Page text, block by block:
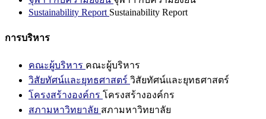
Sustainability Report Sustainability Report
การบริหาร
คณะผู้บริหาร คณะผู้บริหาร
วิสัยทัศน์และยุทธศาสตร์ วิสัยทัศน์และยุทธศาสตร์
โครงสร้างองค์กร โครงสร้างองค์กร
สภามหาวิทยาลัย สภามหาวิทยาลัย